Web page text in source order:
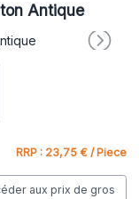
Antique
RRP : 23,75 € / Piece
aux prix de gros